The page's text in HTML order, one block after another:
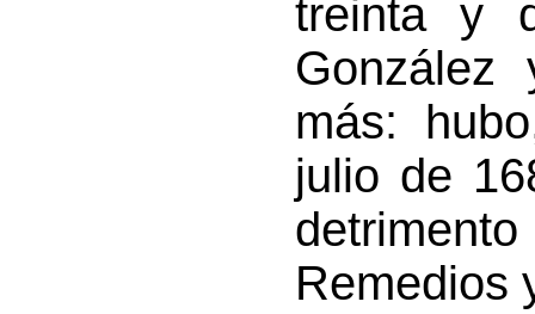
treinta y
González
más:
julio de
Remedios